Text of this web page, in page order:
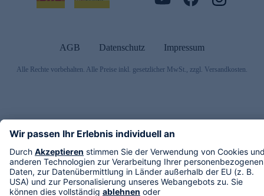
AGB Datenschutz Impressum
Alle Rechte vorbehalten. Alle Preise inkl. gesetzlicher MwSt., zzgl. Versandkosten.